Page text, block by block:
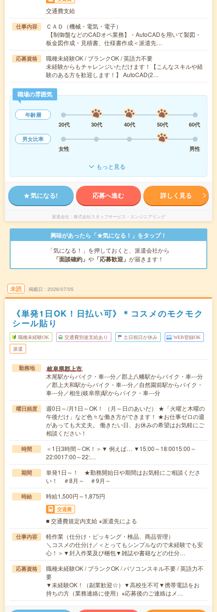
交通費支給
仕事内容
ＣＡＤ（機械・電気・電子）
【制御盤などのCADオペ業務】・AutoCADを用いて製図・
板金図作成・見積書、仕様書作成＜派遣先…
応募資格
職種未経験OK / ブランクOK / 英語力不要
未経験からもチャレンジいただけます！【こんなスキルや経
験のある方を歓迎します！】 AutoCAD(2…
職場の雰囲気
年齢層
20代
30代 40代 50代
60代
男女比率
女性
男性
もっと見る
気になる! 応募へ進む 詳しく見る
派遣会社 株式会社スタッフサービス・エンジニアリング
興味があったら「★気になる！」をタップ！
「気になる！」を押しておくと、派遣会社から
「面談確約」 や 「応募歓迎」 が届きます！
未読 掲載日 2026/07/05
《単発1日OK！日払い可》＊コスメのモクモク
シール貼り
職種未経験OK 交通費別途支給あり 土日祝日が休み WEB登録OK
派遣
勤務地 岐阜県郡上市
木尾駅からバイク・車---分／郡上八幡駅からバイク・車---分
／郡上大和駅からバイク・車---分／自然園前駅からバイク・
車---分／相生(岐阜県)駅からバイク・車---分
曜日頻度
週0日～/月1日～OK！ （月～日のあいだ） ★「火曜と木曜の
午後だけ」など色々な働き方ができます！ ★お仕事ゼロの週
があっても大丈夫。 働きたい日、お休みの希望はお気軽にご
相談ください！
時間
＜1日3時間～OK！＞▼ 例えば… ▼15:00～18:0015:00～
22:0017:00～22:…
期間
単発1日～！ ★勤務開始日や期間はお気軽にご相談くださ
い！ ＃8月～ ＃9月～
時給 時給1,500円～1,875円
交通費
■ 交通費規定内支給 ※派遣先による
仕事内容
軽作業（仕分け・ピッキング・検品、商品管理）
＼コスメの仕分け／＜とってもシンプルなので未経験でも安
心！＞▼封入作業及び梱包▼雑誌や書籍などの仕分…
応募資格
職種未経験OK / ブランクOK / パソコンスキル不要 / 英語力不
要
▼未経験OK！（副業歓迎☆）▼高校生不可▼携帯電話をお
持ちの方（業務連絡に使用）※応募後のご連絡はメ…